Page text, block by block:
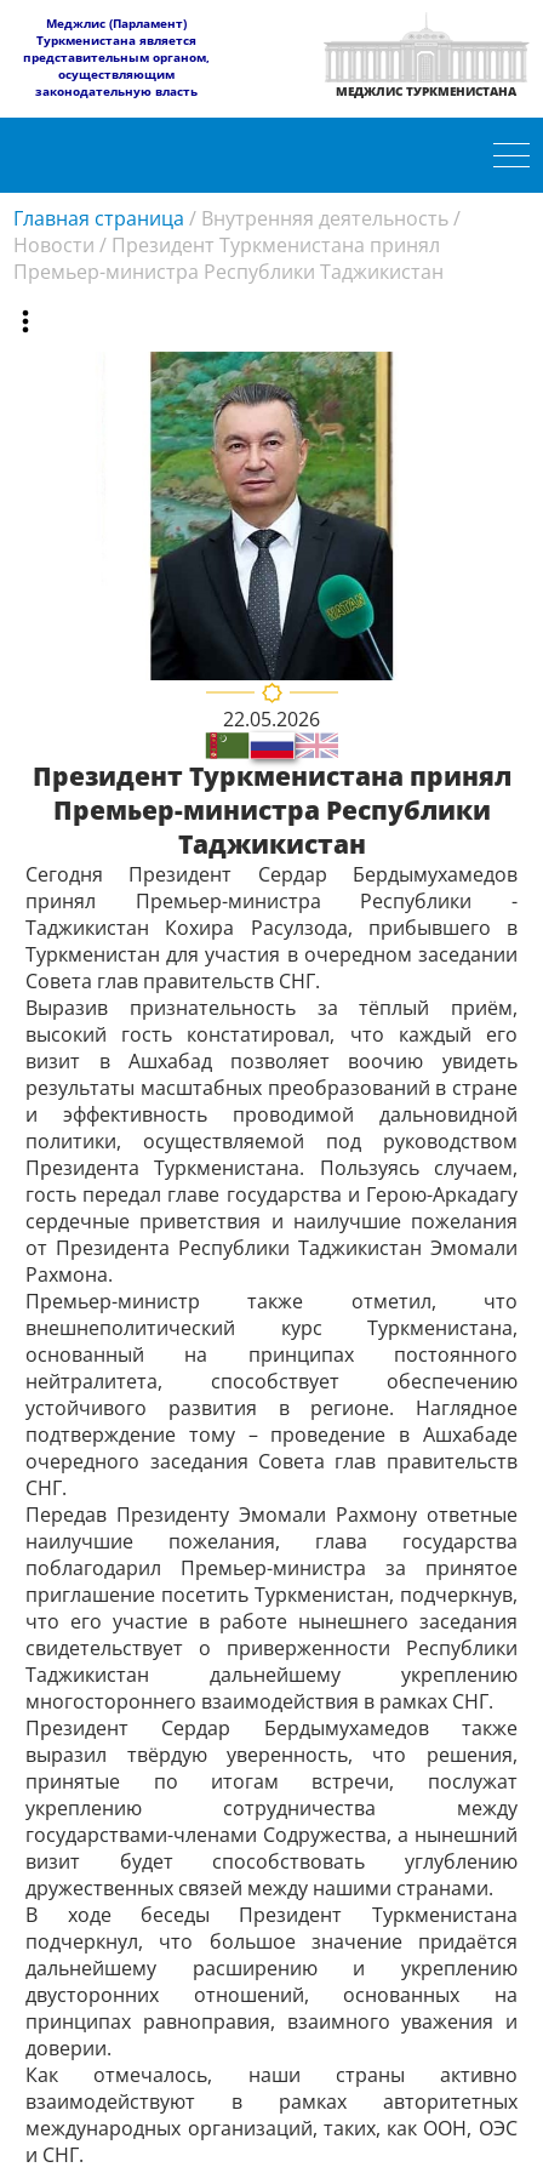
​Меджлис (Парламент)
Туркменистана является
представительным органом,
осуществляющим
законодательную власть
МЕДЖЛИС ТУРКМЕНИСТАНА
Главная страница / Внутренняя деятельность/
Новости / Президент Туркменистана принял
Премьер-министра Республики Таджикистан
22.05.2026
Президент Туркменистана принял
Премьер-министра Республики
Таджикистан
Сегодня Президент Сердар Бердымухамедов
принял Премьер-министра Республики ­
Таджикистан Кохира Расулзода, прибывшего в
Туркменистан для участия в очередном заседании
Совета глав правительств СНГ.
Выразив признательность за тёплый приём,
высокий гость констатировал, что каждый его
визит в Ашхабад позволяет воочию увидеть
результаты масштабных преобразований в стране
и эффективность проводимой дальновидной
политики, осуществляемой под руководством
Президента Туркменистана. Пользуясь случаем,
гость передал главе государства и Герою-­Аркадагу
сердечные приветствия и наилучшие пожелания
от Президента Республики Таджикистан Эмомали
Рахмона.
Премьер-министр также отметил, что
внешнеполитический курс Туркменистана,
основанный на принципах постоянного
нейтралитета, способствует обеспечению
устойчивого развития в регионе. Наглядное
подтверждение тому – проведение в Ашхабаде
очередного заседания Совета глав правительств
СНГ.
Передав Президенту Эмомали Рахмону ответные
наилучшие пожелания, глава государства
поблагодарил Премьер-министра за принятое
приглашение посетить Туркменистан, подчеркнув,
что его участие в работе нынешнего заседания
свидетельствует о приверженности Республики
Таджикистан дальнейшему укреплению
многостороннего взаимодействия в рамках СНГ.
Президент Сердар Бердымухамедов также
выразил твёрдую уверенность, что решения,
принятые по итогам встречи, послужат
укреплению сотрудничества между
государствами-членами Содружества, а нынешний
визит будет способствовать углублению
дружественных связей между нашими странами.
В ходе беседы Президент Туркменистана
подчеркнул, что большое значение придаётся
дальнейшему расширению и укреплению
двусторонних отношений, основанных на
принципах равноправия, взаимного уважения и
доверии.
Как отмечалось, наши страны активно
взаимодействуют в рамках авторитетных
международных организаций, таких, как ООН, ОЭС
и СНГ.